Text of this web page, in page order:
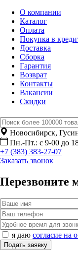
О компании
Каталог
Оплата
Покупка в
Доставка
Сборка
Гарантия
Возврат
Контакты
Вакансии
Скидки
Новосибирск,
Пн.-Пт.: с 9-00 до
+7 (383) 383-27-07
Заказать звонок
Перезвоните
я даю согласие на